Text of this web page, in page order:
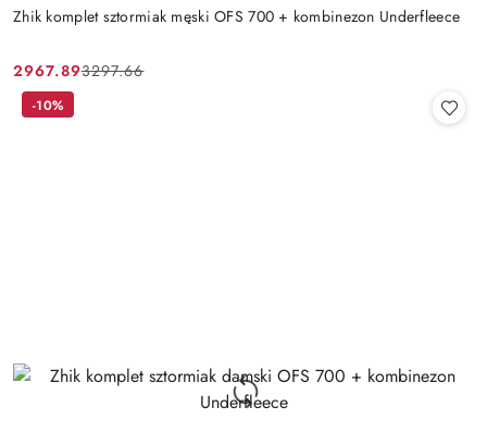
Zhik komplet sztormiak męski OFS 700 + kombinezon Underfleece
Cena
promocyjna:
2967.89
Cena
przed
3297.66
-10%